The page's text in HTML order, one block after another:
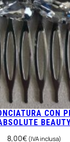
CON
8,00€ (IVA inclusa)